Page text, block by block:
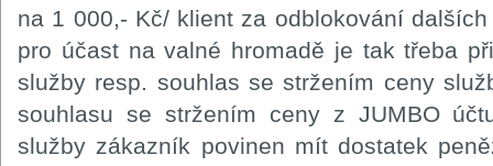
na 1 000,- Kč/ klient za odblokování
pro účast na valné hromadě je tak třeba
služby resp. souhlas se stržením ceny
souhlasu se stržením ceny z JUMBO
služby zákazník povinen mít dostatek